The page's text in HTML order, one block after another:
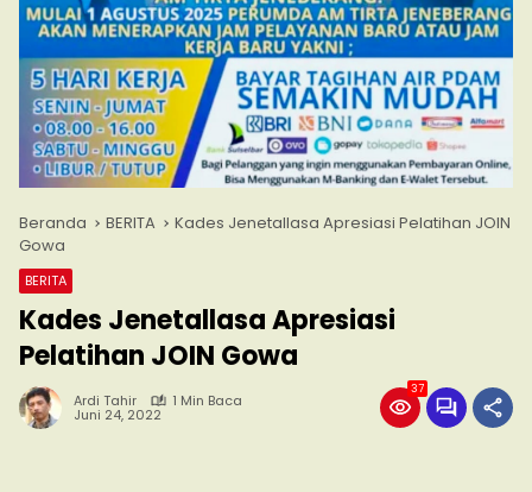
Beranda BERITA
Kades Jenetallasa Apresiasi Pelatihan JOIN
Gowa
BERITA
Kades Jenetallasa Apresiasi
Pelatihan JOIN Gowa
Ardi Tahir 1 Min Baca
Juni 24, 2022
37